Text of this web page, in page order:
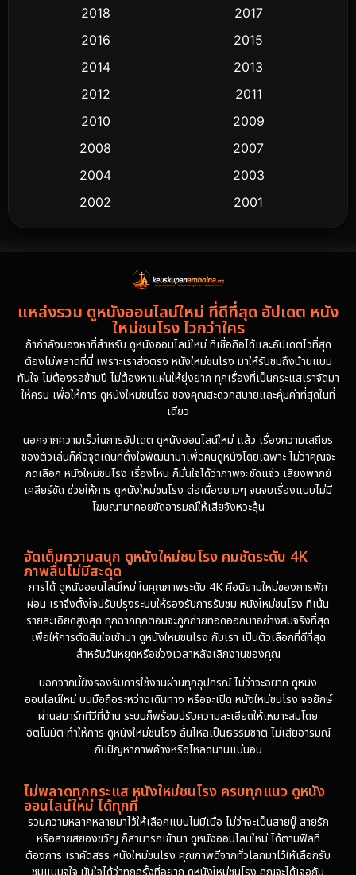
2018
2017
2016
2015
2014
2013
2012
2011
2010
2009
2008
2007
2004
2003
2002
2001
2000
1997
1986
1985
1981
1978
1974
แหล่งรวม ดูหนังออนไลน์ใหม่ ที่ดีที่สุด อัปเดต หนัง
ใหม่ชนโรง ไวกว่าใคร
ถ้ากำลังมองหาที่สำหรับ ดูหนังออนไลน์ใหม่ ที่เชื่อถือได้และอัปเดตไวที่สุด
ต้องไม่พลาดที่นี่ เพราะเราส่งตรง หนังใหม่ชนโรง มาให้รับชมถึงบ้านแบบ
ทันใจ ไม่ต้องรอข้ามปี ไม่ต้องหาแผ่นให้ยุ่งยาก ทุกเรื่องที่เป็นกระแสเราจัดมา
ให้ครบ เพื่อให้การ ดูหนังใหม่ชนโรง ของคุณสะดวกสบายและคุ้มค่าที่สุดในที่
เดียว
นอกจากความเร็วในการอัปเดต ดูหนังออนไลน์ใหม่ แล้ว เรื่องความเสถียร
ของตัวเล่นก็คือจุดเด่นที่ตั้งใจพัฒนามาเพื่อคนดูหนังโดยเฉพาะ ไม่ว่าคุณจะ
กดเลือก หนังใหม่ชนโรง เรื่องไหน ก็มั่นใจได้ว่าภาพจะชัดแจ๋ว เสียงพากย์
เคลียร์ชัด ช่วยให้การ ดูหนังใหม่ชนโรง ต่อเนื่องยาวๆ จนจบเรื่องแบบไม่มี
โฆษณามาคอยขัดอารมณ์ให้เสียจังหวะลุ้น
จัดเต็มความสนุก ดูหนังใหม่ชนโรง คมชัดระดับ 4K
ภาพลื่นไม่มีสะดุด
การได้ ดูหนังออนไลน์ใหม่ ในคุณภาพระดับ 4K คือนิยามใหม่ของการพัก
ผ่อน เราจึงตั้งใจปรับปรุงระบบให้รองรับการรับชม หนังใหม่ชนโรง ที่เน้น
รายละเอียดสูงสุด ทุกฉากทุกตอนจะถูกถ่ายทอดออกมาอย่างสมจริงที่สุด
เพื่อให้การตัดสินใจเข้ามา ดูหนังใหม่ชนโรง กับเรา เป็นตัวเลือกที่ดีที่สุด
สำหรับวันหยุดหรือช่วงเวลาหลังเลิกงานของคุณ
นอกจากนี้ยังรองรับการใช้งานผ่านทุกอุปกรณ์ ไม่ว่าจะอยาก ดูหนัง
ออนไลน์ใหม่ บนมือถือระหว่างเดินทาง หรือจะเปิด หนังใหม่ชนโรง จอยักษ์
ผ่านสมาร์ททีวีที่บ้าน ระบบก็พร้อมปรับความละเอียดให้เหมาะสมโดย
อัตโนมัติ ทำให้การ ดูหนังใหม่ชนโรง ลื่นไหลเป็นธรรมชาติ ไม่เสียอารมณ์
กับปัญหาภาพค้างหรือโหลดนานแน่นอน
ไม่พลาดทุกกระแส หนังใหม่ชนโรง ครบทุกแนว ดูหนัง
ออนไลน์ใหม่ ได้ทุกที่
รวมความหลากหลายมาไว้ให้เลือกแบบไม่มีเบื่อ ไม่ว่าจะเป็นสายบู๊ สายรัก
หรือสายสยองขวัญ ก็สามารถเข้ามา ดูหนังออนไลน์ใหม่ ได้ตามฟีลที่
ต้องการ เราคัดสรร หนังใหม่ชนโรง คุณภาพดีจากทั่วโลกมาไว้ให้เลือกรับ